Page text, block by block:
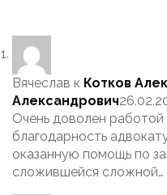
Вячеслав к Котков
Александрович
Очень доволен
благодарность
оказанную помощь по
сложившейся сложной…